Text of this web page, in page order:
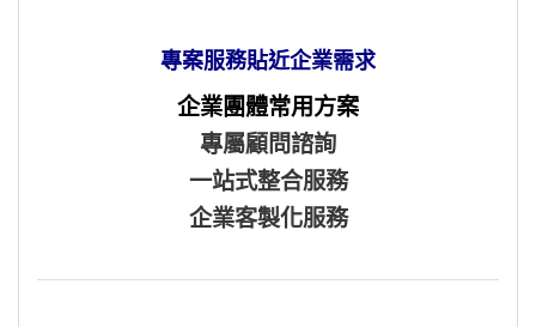
專案服務貼近企業需求
企業團體常用方案
專屬顧問諮詢
一站式整合服務
企業客製化服務